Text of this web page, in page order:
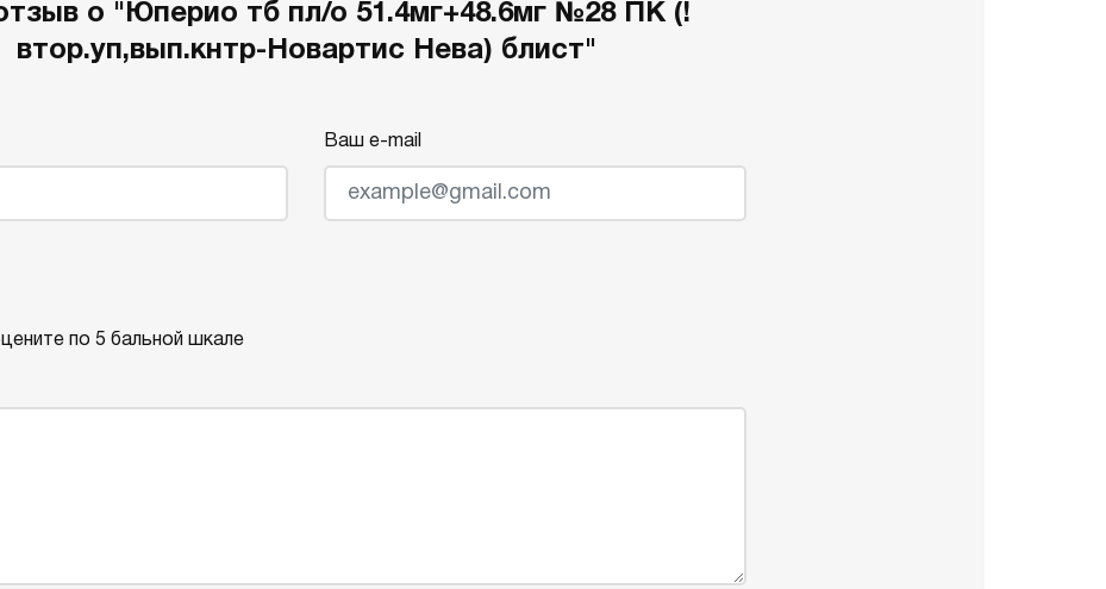
о "Юперио тб пл/о 51.4мг+48.6мг №28 ПК (!
втор.уп,вып.кнтр-Новартис Нева) блист"
Ваш e-mail
по 5 бальной шкале